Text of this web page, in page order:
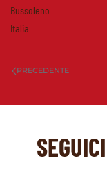
Bussoleno
Italia
PRECEDENTE